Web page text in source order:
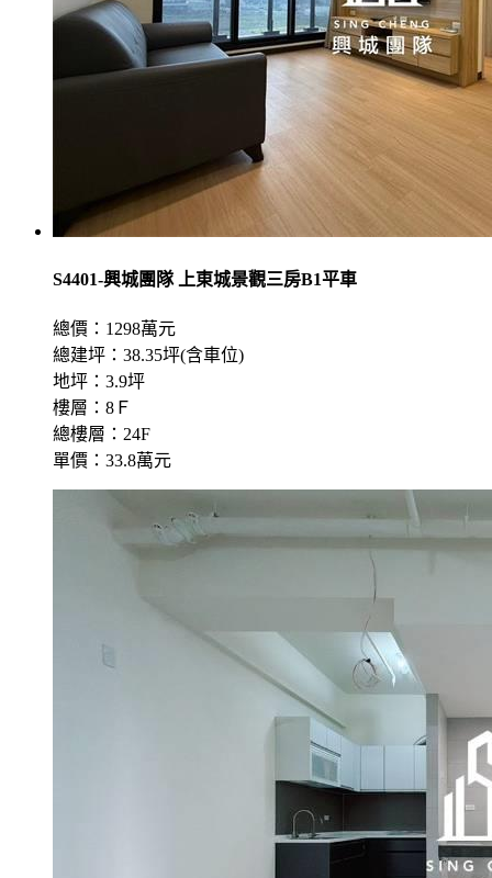
S4401-興城團隊 上東城景觀三房B1平車
總價：1298萬元
總建坪：38.35坪(含車位)
地坪：3.9坪
樓層：8Ｆ
總樓層：24F
單價：33.8萬元